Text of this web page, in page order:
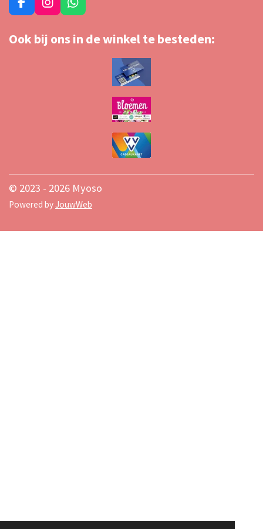
F
a
e
I
n
t
W
h
t
Ook bij ons in de winkel te besteden:
© 2023 - 2026 Myoso
Powered byJouwWeb